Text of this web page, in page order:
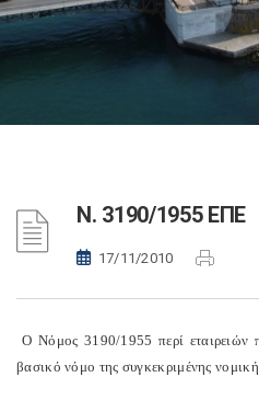
Ν. 3190/1955 ΕΠΕ
17/11/2010
Ο Νόμος 3190/1955 περί εταιρειών
βασικό νόμο της συγκεκριμένης